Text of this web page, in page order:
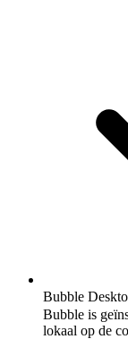
Bubble
Bubble is
lokaal op de